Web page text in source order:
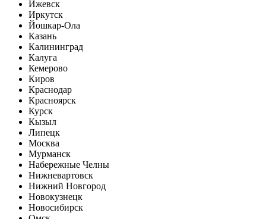
Ижевск
Иркутск
Йошкар-Ола
Казань
Калининград
Калуга
Кемерово
Киров
Краснодар
Красноярск
Курск
Кызыл
Липецк
Москва
Мурманск
Набережные Челны
Нижневартовск
Нижний Новгород
Новокузнецк
Новосибирск